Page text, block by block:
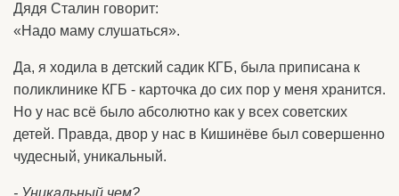
Дядя Сталин говорит:
«Надо маму слушаться».
Да, я ходила в детский садик КГБ, была приписана к
поликлинике КГБ - карточка до сих пор у меня хранится.
Но у нас всё было абсолютно как у всех советских
детей. Правда, двор у нас в Кишинёве был совершенно
чудесный, уникальный.
- Уникальный чем?